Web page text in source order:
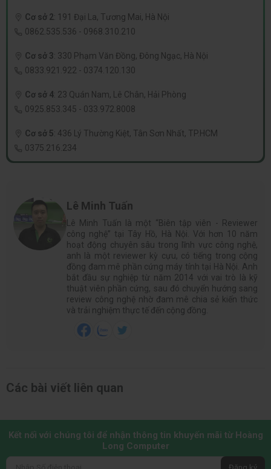
Cơ sở 2: 191 Đại La, Tương Mai, Hà Nội
0862.535.536 - 0968.310.210
Cơ sở 3: 330 Phạm Văn Đồng, Đông Ngạc, Hà Nội
0833.921.922 - 0374.120.130
Cơ sở 4: 23 Quán Nam, Lê Chân, Hải Phòng
0925.853.345 - 033.972.8008
Cơ sở 5: 436 Lý Thường Kiệt, Tân Sơn Nhất, TP.HCM
0375.216.234
Lê Minh Tuấn
Lê Minh Tuấn là một “Biên tập viên - Reviewer
công nghệ” tại Tây Hồ, Hà Nội. Với hơn 10 năm
hoạt động chuyên sâu trong lĩnh vực công nghệ,
anh là một reviewer kỳ cựu, có tiếng trong cộng
đồng đam mê phần cứng máy tính tại Hà Nội. Anh
bắt đầu sự nghiệp từ năm 2014 với vai trò là kỹ
thuật viên phần cứng, sau đó chuyển hướng sang
review công nghệ nhờ đam mê chia sẻ kiến thức
và trải nghiệm thực tế đến cộng đồng.
Các bài viết liên quan
Kết nối với chúng tôi để nhận thông tin khuyến mãi từ Hoàng
Long Computer